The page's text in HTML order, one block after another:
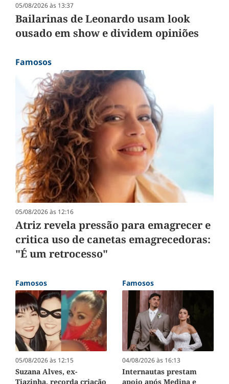
05/08/2026 às 13:37
Bailarinas de Leonardo usam look
ousado em show e dividem opiniões
Famosos
05/08/2026 às 12:16
Atriz revela pressão para emagrecer e
critica uso de canetas emagrecedoras:
"É um retrocesso"
Famosos
05/08/2026 às 12:15
Suzana Alves, ex-
Tiazinha, recorda criação
Famosos
04/08/2026 às 16:13
Internautas prestam
apoio após Medina e